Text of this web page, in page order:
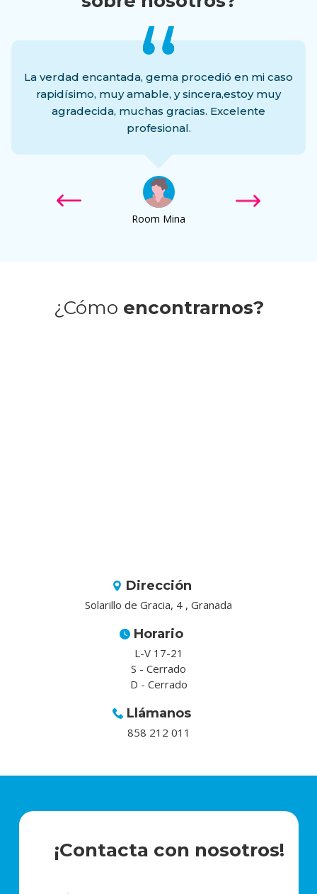
La verdad encantada, gema procedió en mi caso
rapidísimo, muy amable, y sincera,estoy muy
agradecida, muchas gracias. Excelente
profesional.
Room Mina
¿Cómo encontrarnos?
Dirección
Solarillo de Gracia, 4 , Granada
Horario
L-V 17-21
S - Cerrado
D - Cerrado
Llámanos
858 212 011
¡Contacta con nosotros!